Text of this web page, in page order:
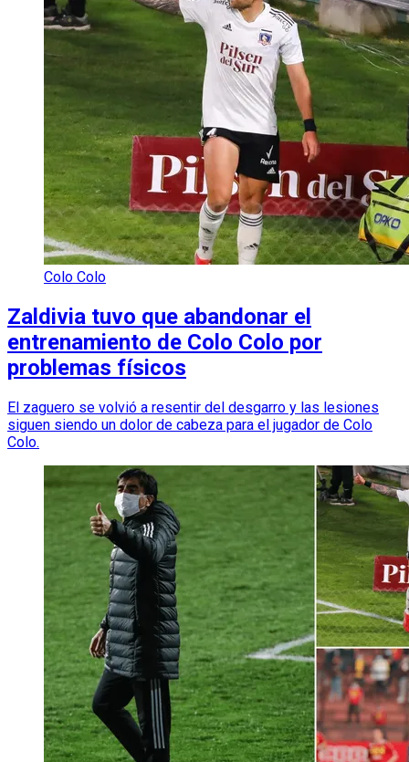
Colo Colo
Zaldivia tuvo que abandonar el
entrenamiento de Colo Colo por
problemas físicos
El zaguero se volvió a resentir del desgarro y las lesiones
siguen siendo un dolor de cabeza para el jugador de Colo
Colo.